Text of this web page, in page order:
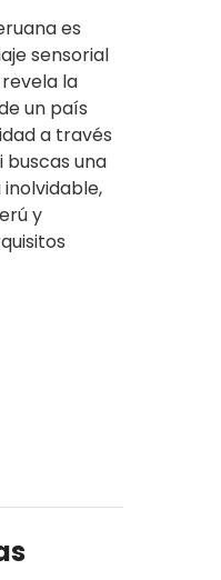
es
sensorial
la
un país
a través
buscas una
y